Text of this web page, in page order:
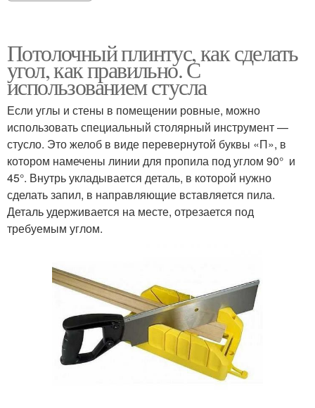
Потолочный плинтус, как сделать
угол, как правильно. С
использованием стусла
Если углы и стены в помещении ровные, можно
использовать специальный столярный инструмент —
стусло. Это желоб в виде перевернутой буквы «П», в
котором намечены линии для пропила под углом 90° и
45°. Внутрь укладывается деталь, в которой нужно
сделать запил, в направляющие вставляется пила.
Деталь удерживается на месте, отрезается под
требуемым углом.